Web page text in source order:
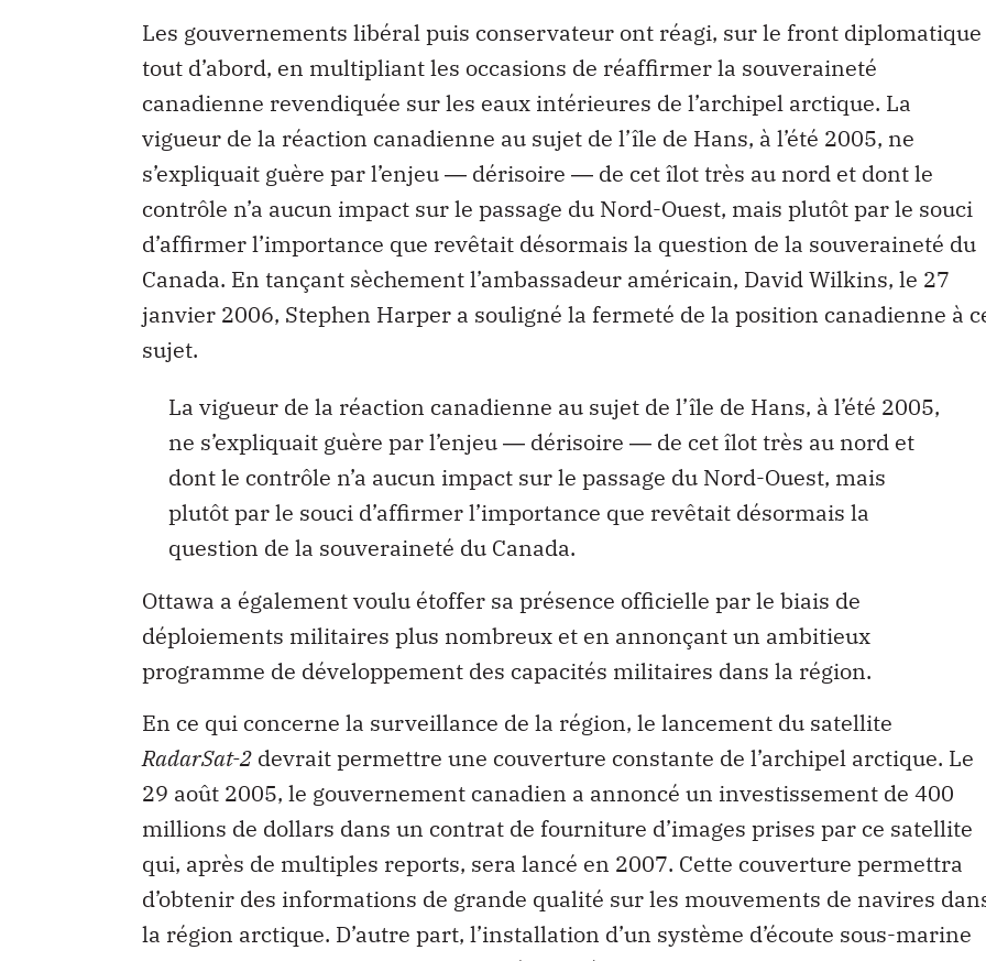
Les gouvernements libéral puis conservateur ont réagi, sur le front diplomatique
tout d’abord, en multipliant les occasions de réaffirmer la souveraineté
canadienne revendiquée sur les eaux intérieures de l’archipel arctique. La
vigueur de la réaction canadienne au sujet de l’île de Hans, à l’été 2005, ne
s’expliquait guère par l’enjeu ― dérisoire ― de cet îlot très au nord et dont le
contrôle n’a aucun impact sur le passage du Nord-Ouest, mais plutôt par le souci
d’affirmer l’importance que revêtait désormais la question de la souveraineté du
Canada. En tançant sèchement l’ambassadeur américain, David Wilkins, le 27
janvier 2006, Stephen Harper a souligné la fermeté de la position canadienne à
sujet.
La vigueur de la réaction canadienne au sujet de l’île de Hans, à l’été 2005,
ne s’expliquait guère par l’enjeu ― dérisoire ― de cet îlot très au nord et
dont le contrôle n’a aucun impact sur le passage du Nord-Ouest, mais
plutôt par le souci d’affirmer l’importance que revêtait désormais la
question de la souveraineté du Canada.
Ottawa a également voulu étoffer sa présence officielle par le biais de
déploiements militaires plus nombreux et en annonçant un ambitieux
programme de développement des capacités militaires dans la région.
En ce qui concerne la surveillance de la région, le lancement du satellite
RadarSat-2 devrait permettre une couverture constante de l’archipel arctique. Le
29 août 2005, le gouvernement canadien a annoncé un investissement de 400
millions de dollars dans un contrat de fourniture d’images prises par ce satellite
qui, après de multiples reports, sera lancé en 2007. Cette couverture permettra
d’obtenir des informations de grande qualité sur les mouvements de navires
la région arctique. D’autre part, l’installation d’un système d’écoute sous-marine